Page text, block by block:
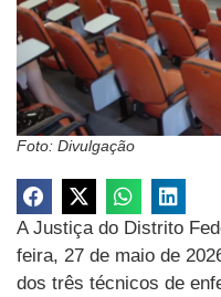
Foto: Divulgação
A Justiça do Distrito
feira, 27 de maio de
dos três técnicos de